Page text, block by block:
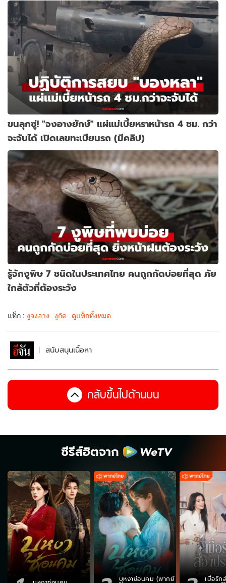
ขนลุกซู่! "จงอางยักษ์" แผ่แม่เบี้ยหราหน้ารถ 4 ชม. กว่า
จะจับได้ เปิดเลขทะเบียนรถ (มีคลิป)
รู้จักงูพิษ 7 ชนิดในประเทศไทย คนถูกกัดบ่อยที่สุด ภัย
ใกล้ตัวที่ต้องระวัง
แท็ก : งูจงอาง งูกัด ดูแท็กทั้งหมด
สนับสนุนเนื้อหา
กลับขึ้นไปด้านบน
ซีรีส์ฮิตจาก
บุหงาซ่อนคม (พากย์ เมื่อรัก